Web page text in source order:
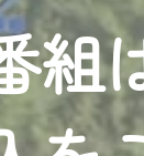
組
ビス『
更により、